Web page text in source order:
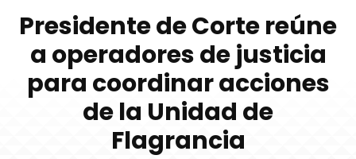
Presidente de Corte reúne
a operadores de justicia
para coordinar acciones
de la Unidad de
Flagrancia